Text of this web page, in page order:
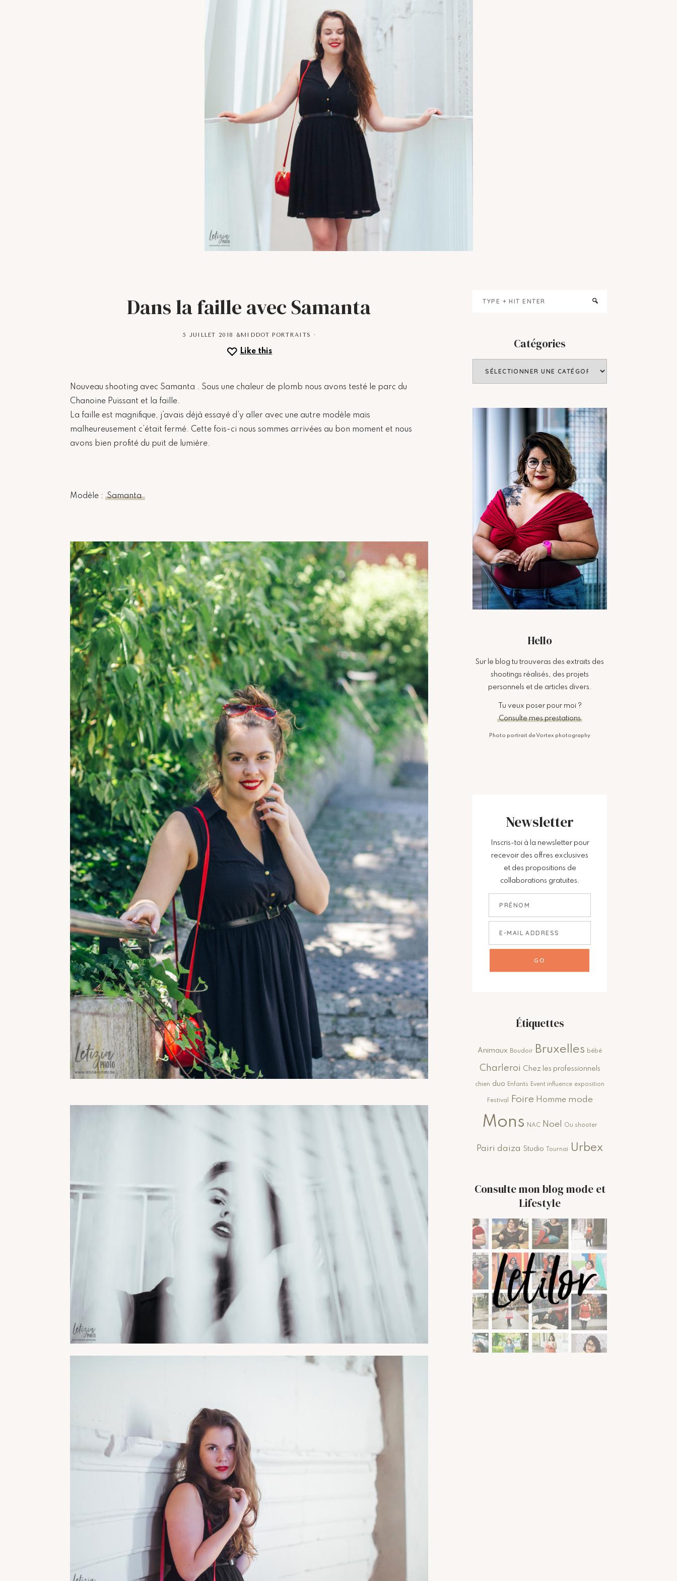
Dans la faille avec Samanta
5 JUILLET 2018 &MIDDOT PORTRAITS ·
Like this
Nouveau shooting avec Samanta . Sous une chaleur de plomb nous avons testé le parc du
Chanoine Puissant et la faille.
La faille est magnifique, j’avais déjà essayé d’y aller avec une autre modèle mais
malheureusement c’était fermé. Cette fois-ci nous sommes arrivées au bon moment et nous
avons bien profité du puit de lumière.
Modèle :Samanta
Catégories
Hello
Sur le blog tu trouveras des extraits des
shootings réalisés, des projets
personnels et de articles divers.
Tu veux poser pour moi ?
Consulte mes prestations
Photo portrait de Vortex photography
Newsletter
Inscris-toi à la newsletter pour
recevoir des offres exclusives
et des propositions de
collaborations gratuites.
Étiquettes
Animaux Boudoir Bruxelles bébé
Charleroi Chez les professionnels
chien duo Enfants Event influence exposition
Festival Foire Homme mode
Mons NAC Noel Ou shooter
Pairi daiza Studio Tournai Urbex
Consulte mon blog mode et
Lifestyle